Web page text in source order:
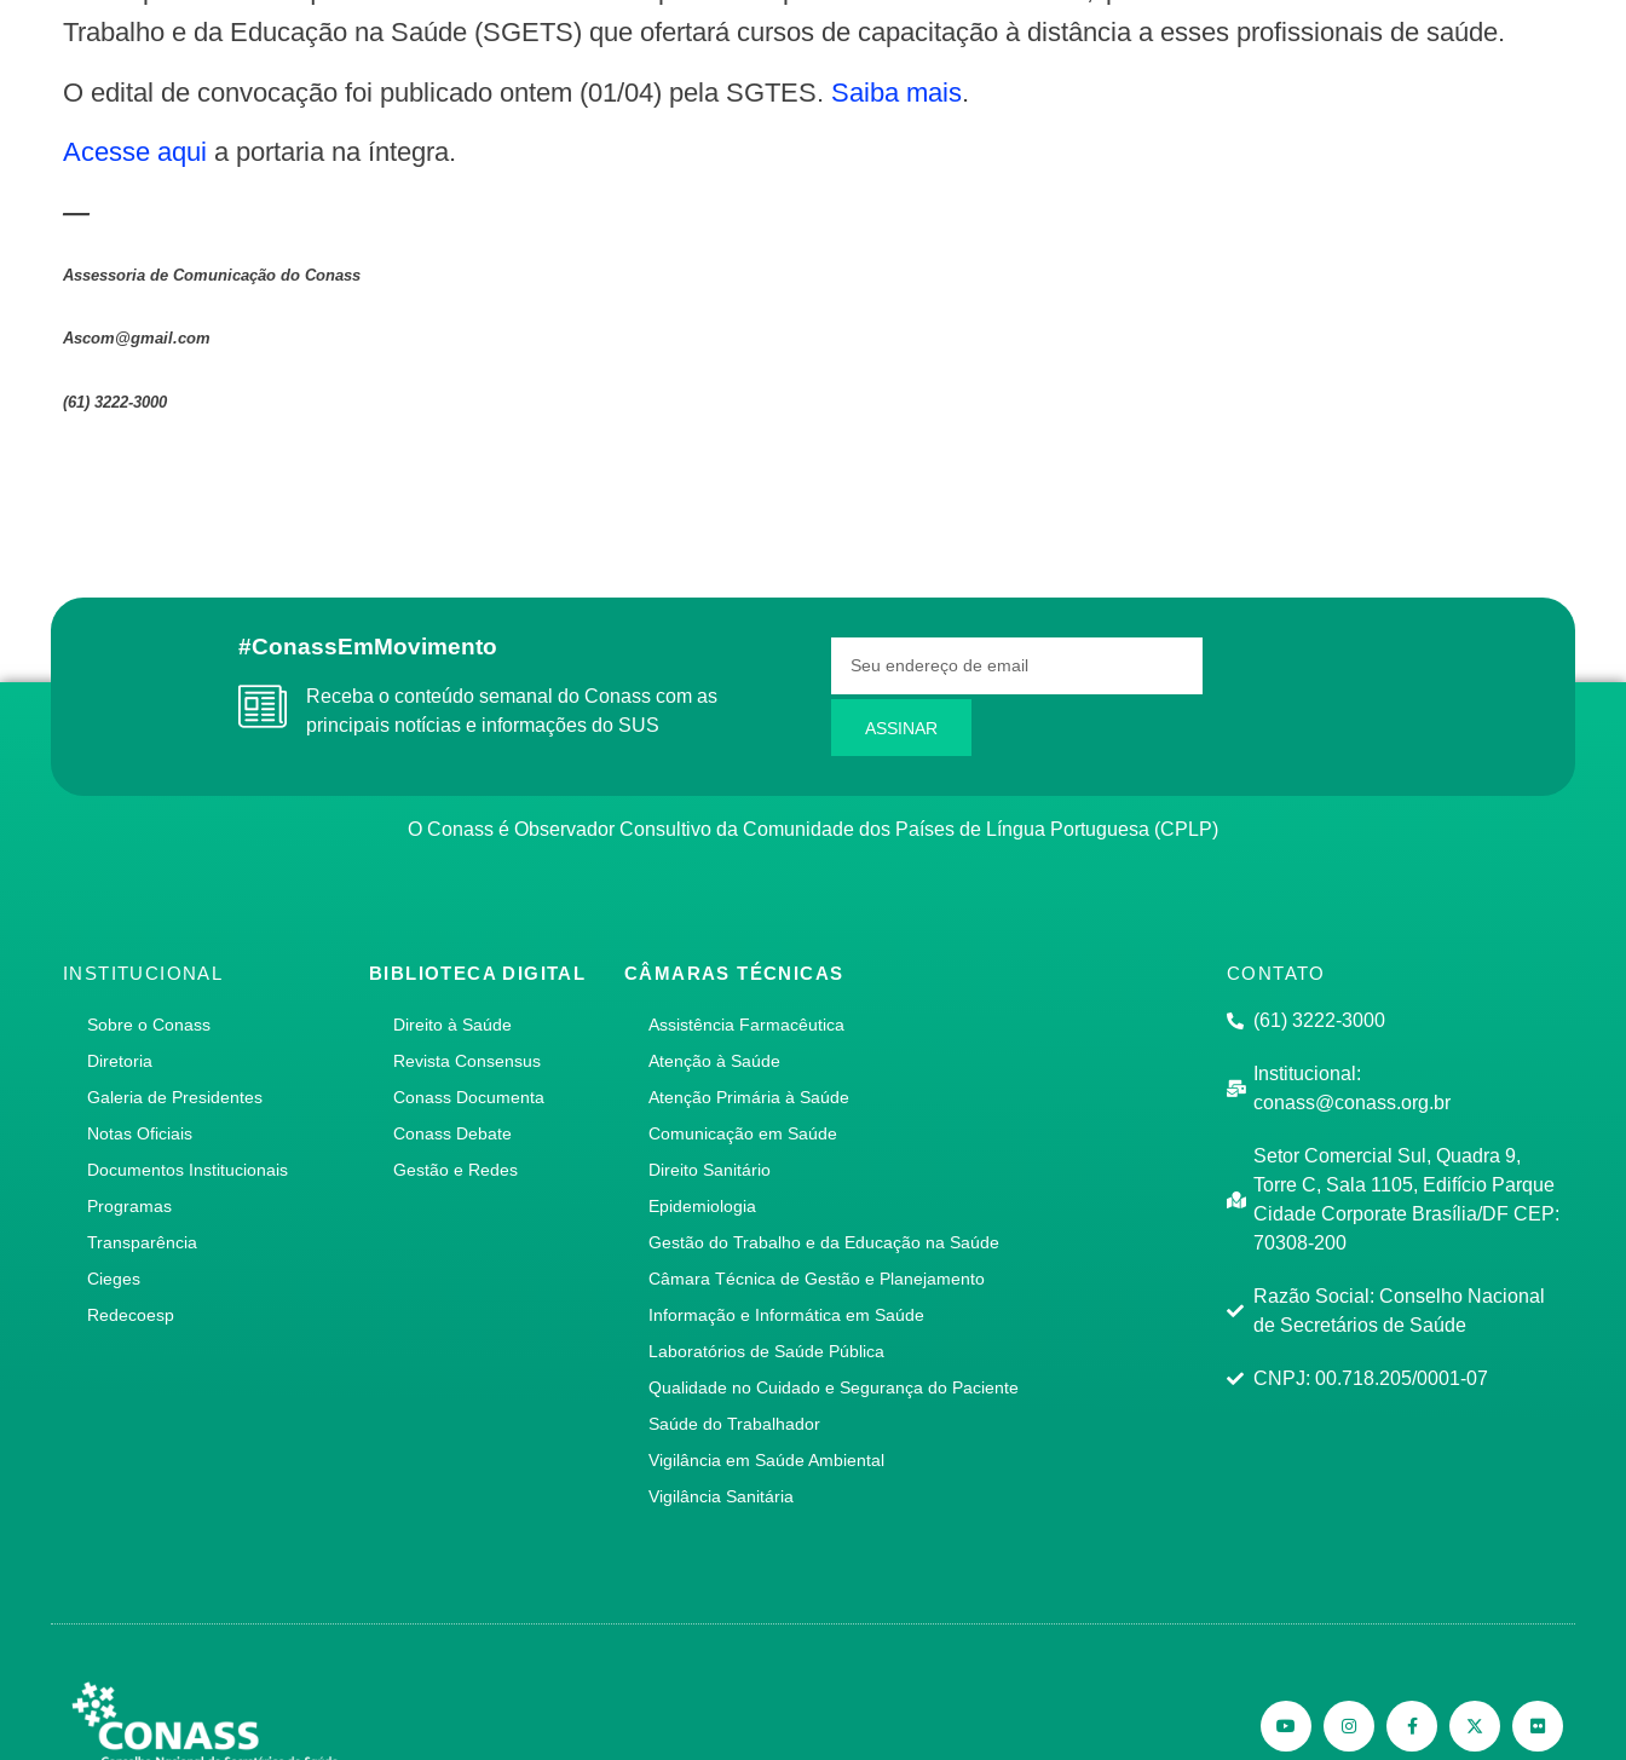
Trabalho e da Educação na Saúde (SGETS) que ofertará cursos de capacitação à distância a esses profissionais de saúde.
O edital de convocação foi publicado ontem (01/04) pela SGTES. Saiba mais.
Acesse aqui a portaria na íntegra.
—
Assessoria de Comunicação do Conass
ascom@gmail.com
(61) 3222-3000
#ConassEmMovimento
Receba o conteúdo semanal do Conass com as
principais notícias e informações do SUS
ASSINAR
O Conass é Observador Consultivo da Comunidade dos Países de Língua Portuguesa (CPLP)
INSTITUCIONAL
Sobre o Conass
Diretoria
Galeria de Presidentes
Notas Oficiais
Documentos Institucionais
Programas
Transparência
Cieges
Redecoesp
BIBLIOTECA DIGITAL
Direito à Saúde
Revista Consensus
Conass Documenta
Conass Debate
Gestão e Redes
CÂMARAS TÉCNICAS
Assistência Farmacêutica
Atenção à Saúde
Atenção Primária à Saúde
Comunicação em Saúde
Direito Sanitário
Epidemiologia
Gestão do Trabalho e da Educação na Saúde
Câmara Técnica de Gestão e Planejamento
Informação e Informática em Saúde
Laboratórios de Saúde Pública
Qualidade no Cuidado e Segurança do Paciente
Saúde do Trabalhador
Vigilância em Saúde Ambiental
Vigilância Sanitária
CONTATO
(61) 3222-3000
Institucional:
conass@conass.org.br
Setor Comercial Sul, Quadra 9,
Torre C, Sala 1105, Edifício Parque
Cidade Corporate Brasília/DF CEP:
70308-200
Razão Social: Conselho Nacional
de Secretários de Saúde
CNPJ: 00.718.205/0001-07